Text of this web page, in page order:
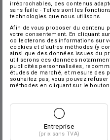
irréprochables, des contenus
sans faille - Telles sont les
technologies que nous utilisons.
Afin de vous proposer du contenu
votre consentement. En cliquant
collecterons des informations sur
cookies et d'autres méthodes (y
ainsi que des données issues du
utiliserons ces données
publicités personnalisées,
études de marché, et mesure des
souhaitez pas, vous pouvez
méthodes en cliquant sur le bouton
Entreprise
(prix sans TVA)